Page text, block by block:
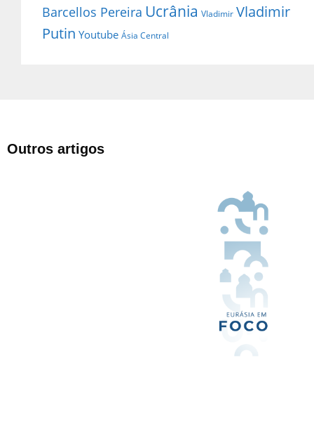
Barcellos Pereira Ucrânia Vladimir Vladimir
Putin Youtube Ásia Central
Outros artigos